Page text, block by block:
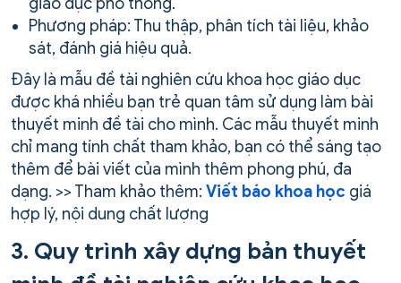
Phương pháp: Thu thập, phân tích tài liệu, khảo
sát, đánh giá hiệu quả.
Đây là mẫu đề tài nghiên cứu khoa học giáo dục
được khá nhiều bạn trẻ quan tâm sử dụng làm bài
thuyết minh đề tài cho mình. Các mẫu thuyết minh
chỉ mang tính chất tham khảo, bạn có thể sáng tạo
thêm để bài viết của mình thêm phong phú, đa
dạng. >> Tham khảo thêm: Viết báo khoa học giá
hợp lý, nội dung chất lượng
3. Quy trình xây dựng bản thuyết